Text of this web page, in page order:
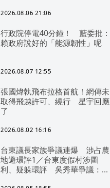
2026.08.06 21:06
行政院停電40分鐘！ 藍委批：
賴政府說好的「能源韌性」呢
2026.08.07 12:55
張國煒執飛布拉格首航！網傳未
取得飛越許可、繞行 星宇回應
了
2026.08.02 16:16
台東議長家族爭議連爆 涉占農
地避環評1／台東度假村涉圖
利、疑躲環評 吳秀華爭議：概